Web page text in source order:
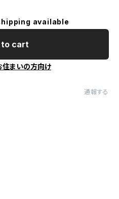
available
to cart
住まいの方向け
通報する